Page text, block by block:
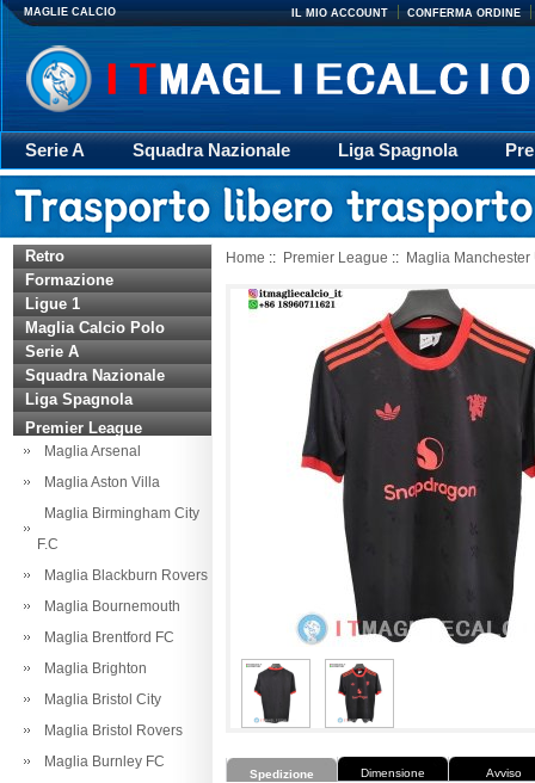
MAGLIE CALCIO IL MIO ACCOUNT CONFERMA ORDINE
Serie A Squadra Nazionale Liga Spagnola
Giacca
Rugby trasporto Retro
Retro
Formazione
Ligue 1
Maglia Calcio Polo
Serie A
Squadra Nazionale
Liga Spagnola
Premier League
Maglia Arsenal
Maglia Aston Villa
Maglia Birmingham City
F.C
Maglia Blackburn Rovers
Maglia Bournemouth
Maglia Brentford FC
Maglia Brighton
Maglia Bristol City
Maglia Bristol Rovers
Maglia Burnley FC
Home :: Premier League :: Maglia Manchester
Spedizione Dimensione Avviso